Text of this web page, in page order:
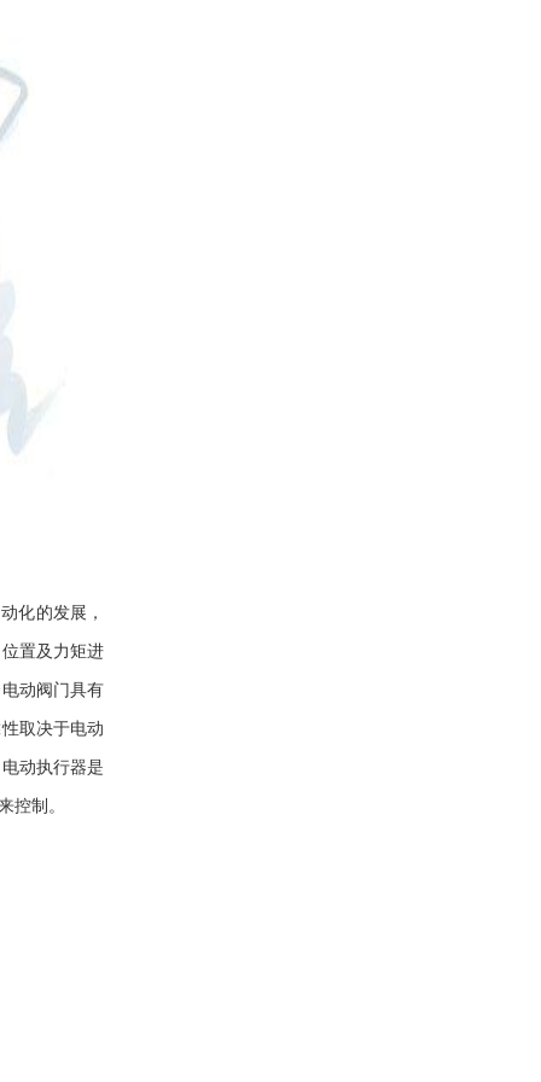
化的发展，
置及力矩进
动阀门具有
取决于电动
动执行器是
控制。